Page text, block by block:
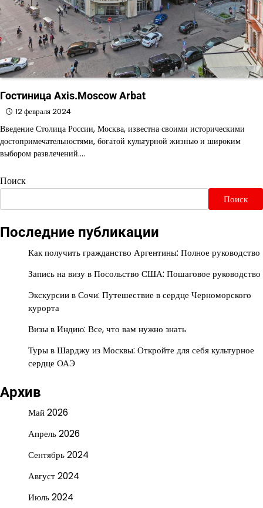
Гостиница Axis.Moscow Arbat
12 февраля 2024
Введение Столица России, Москва, известна своими историческими
достопримечательностями, богатой культурной жизнью и широким
выбором развлечений.…
Поиск
Поиск
Последние публикации
Как получить гражданство Аргентины: Полное руководство
Запись на визу в Посольство США: Пошаговое руководство
Экскурсии в Сочи: Путешествие в сердце Черноморского
курорта
Визы в Индию: Все, что вам нужно знать
Туры в Шарджу из Москвы: Откройте для себя культурное
сердце ОАЭ
Архив
Май 2026
Апрель 2026
Сентябрь 2024
Август 2024
Июль 2024